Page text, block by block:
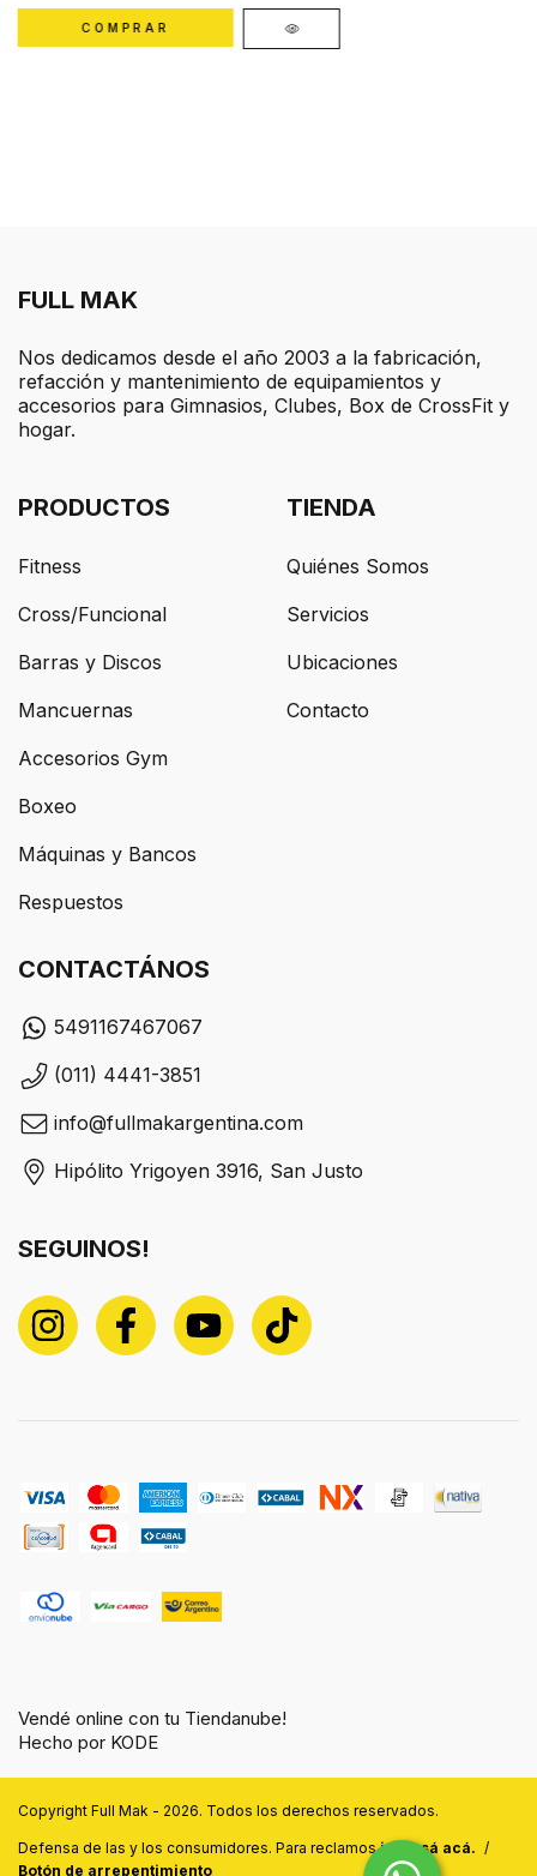
FULL MAK
Nos dedicamos desde el año 2003 a la fabricación,
refacción y mantenimiento de equipamientos y
accesorios para Gimnasios, Clubes, Box de CrossFit y
hogar.
PRODUCTOS
Fitness
Cross/Funcional
Barras y Discos
Mancuernas
Accesorios Gym
Boxeo
Máquinas y Bancos
Respuestos
TIENDA
Quiénes Somos
Servicios
Ubicaciones
Contacto
CONTACTÁNOS
5491167467067
(011) 4441-3851
info@fullmakargentina.com
Hipólito Yrigoyen 3916, San Justo
SEGUINOS!
Vendé online con tu Tiendanube!
Hecho por KODE
Copyright Full Mak - 2026. Todos los derechos reservados.
Defensa de las y los consumidores. Para reclamos ingresá acá. /
Botón de arrepentimiento